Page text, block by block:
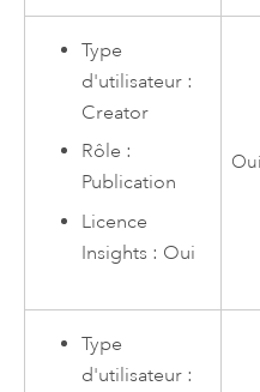
Type
d'utilisateur :
Creator
Rôle :
Publication
Licence
Insights : Oui
Oui
Type
d'utilisateur :